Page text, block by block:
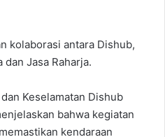
kolaborasi antara Dishub,
Jasa Raharja.
Keselamatan Dishub
bahwa kegiatan
kendaraan